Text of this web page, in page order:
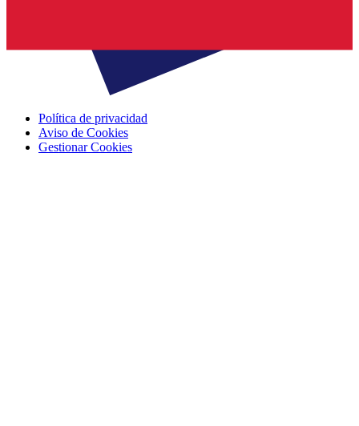
Política de privacidad
Aviso de Cookies
Gestionar Cookies